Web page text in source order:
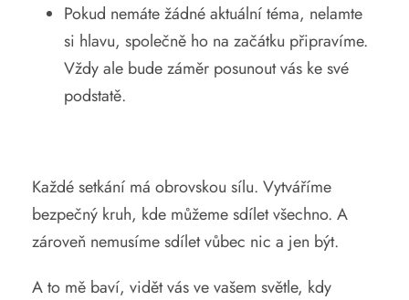
Pokud nemáte žádné aktuální téma, nelamte
si hlavu, společně ho na začátku připravíme.
Vždy ale bude záměr posunout vás ke své
podstatě.
Každé setkání má obrovskou sílu. Vytváříme
bezpečný kruh, kde můžeme sdílet všechno. A
zároveň nemusíme sdílet vůbec nic a jen být.
A to mě baví, vidět vás ve vašem světle, kdy